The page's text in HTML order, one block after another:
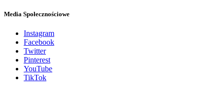
Media Społecznościowe
Instagram
Facebook
Twitter
Pinterest
YouTube
TikTok